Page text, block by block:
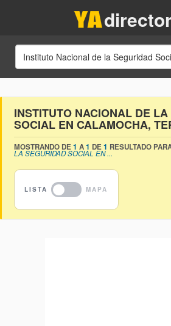
INSTITUTO NACIONAL DE
SOCIAL EN CALAMOCHA,
MOSTRANDO DE1 A1 DE1 RESULTADO
LA SEGURIDAD SOCIAL EN ...